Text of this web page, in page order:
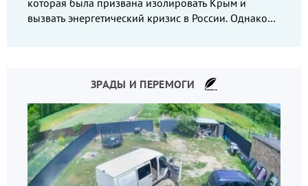
которая была призвана изолировать Крым и
вызвать энергетический кризис в России. Однако
ЗРАДЫ И ПЕРЕМОГИ